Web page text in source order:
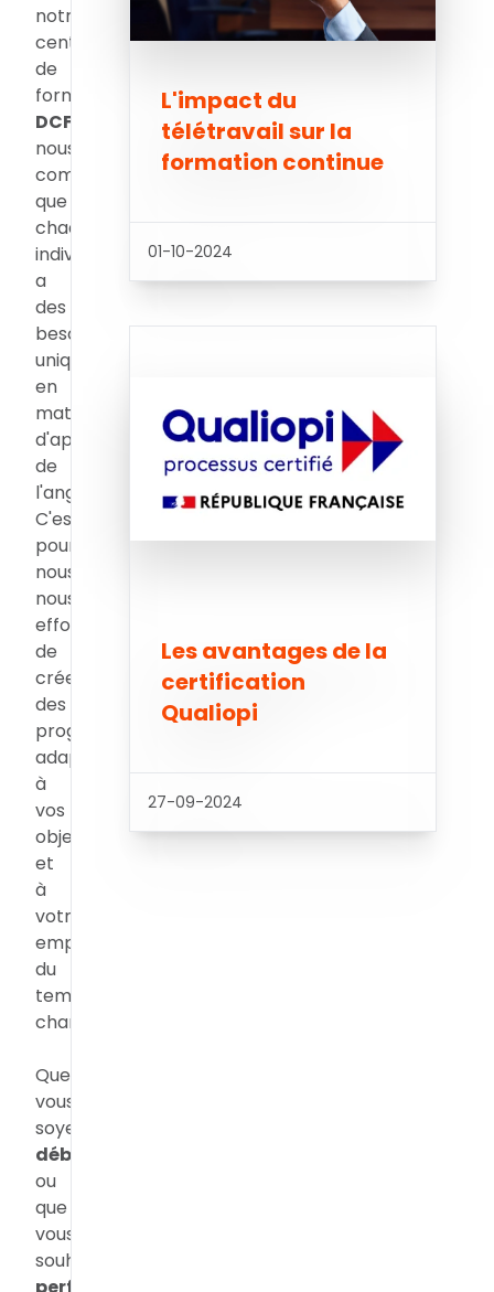
notre
centre
de
formation
DCF
nous
comprenons
que
chaque
individu
a
des
besoins
uniques
en
matière
d'apprentissage
de
l'anglais.
C'est
pourquoi
nous
nous
efforçons
de
créer
des
programmes
adaptés
à
vos
objectifs
et
à
votre
emploi
du
temps
chargé.
Que
vous
soyez
débutant
ou
que
vous
souhaitiez
L'impact du
télétravail sur la
formation continue
01-10-2024
Les avantages de la
certification
Qualiopi
27-09-2024